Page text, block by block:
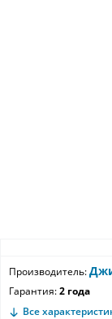
Производитель:
Гарантия:2 года
Все